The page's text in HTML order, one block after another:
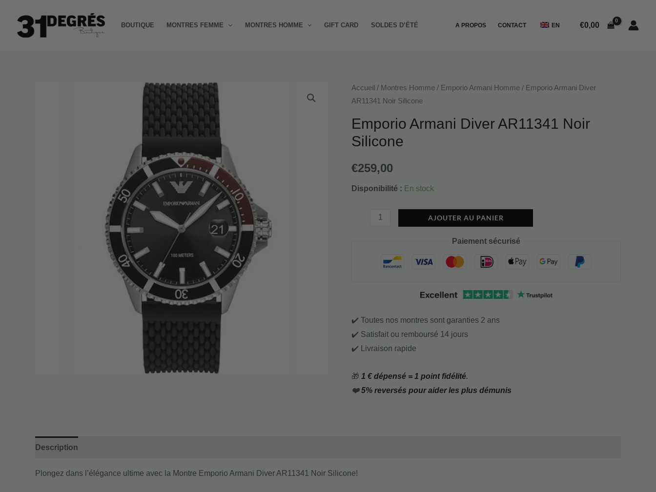
contenu
BOUTIQUE MONTRES FEMME MONTRES HOMME GIFT CARD SOLDES D’ÉTÉ A PROPOS CONTACT EN €0,00
Accueil / Montres Homme / Emporio Armani Homme / Emporio Armani Diver
AR11341 Noir Silicone
Emporio Armani Diver AR11341 Noir
Silicone
€259,00
Disponibilité : En stock
quantité
de
Armani
Diver
Noir
Silicone
AJOUTER AU PANIER
Paiement sécurisé
✔️ Toutes nos montres sont garanties 2 ans
✔️ Satisfait ou remboursé 14 jours
✔️ Livraison rapide
🎁 1 € dépensé = 1 point fidélité.
❤️5% reversés pour aider les plus démunis
Description
Plongez dans l’élégance ultime avec la Montre Emporio Armani Diver AR11341 Noir Silicone!
Diver